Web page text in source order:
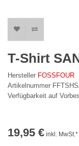
T-Shirt
Hersteller FOSSFOUR
Artikelnummer
Verfügbarkeit auf
19,95 € inkl. MwSt.*